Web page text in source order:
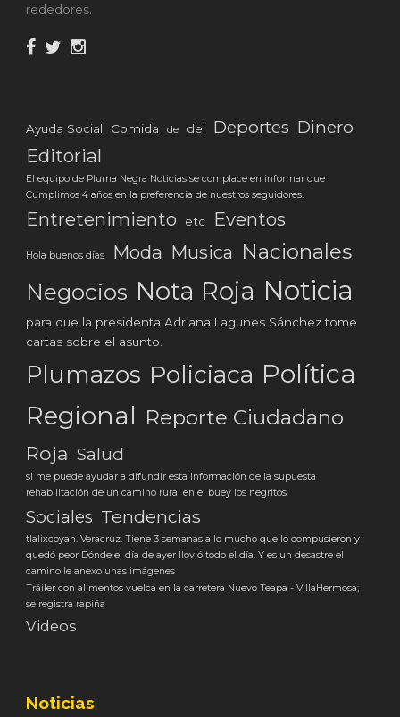
rededores.
Ayuda Social Comida de del Deportes Dinero
Editorial
El equipo de Pluma Negra Noticias se complace en informar que
Cumplimos 4 años en la preferencia de nuestros seguidores.
Entretenimiento etc Eventos
Hola buenos días Moda Musica Nacionales
Negocios Nota Roja Noticia
para que la presidenta Adriana Lagunes Sánchez tome
cartas sobre el asunto.
Plumazos Policiaca Política
Regional Reporte Ciudadano
Roja Salud
si me puede ayudar a difundir esta información de la supuesta
rehabilitación de un camino rural en el buey los negritos
Sociales Tendencias
tlalixcoyan. Veracruz. Tiene 3 semanas a lo mucho que lo compusieron y
quedó peor Dónde el día de ayer llovió todo el día. Y es un desastre el
camino le anexo unas imágenes
Tráiler con alimentos vuelca en la carretera Nuevo Teapa - VillaHermosa;
se registra rapiña
Videos
Noticias